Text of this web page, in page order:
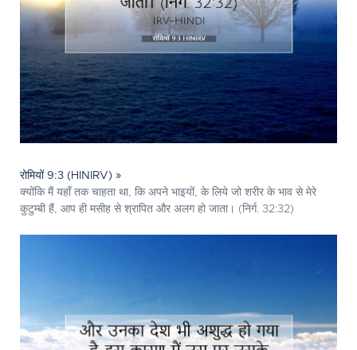
रोमियों 9:3 (HINIRV) »
क्योंकि मैं यहाँ तक चाहता था, कि अपने भाइयों, के लिये जो शरीर के भाव से मेरे
कुटुम्बी हैं, आप ही मसीह से श्रापित और अलग हो जाता। (निर्ग. 32:32)